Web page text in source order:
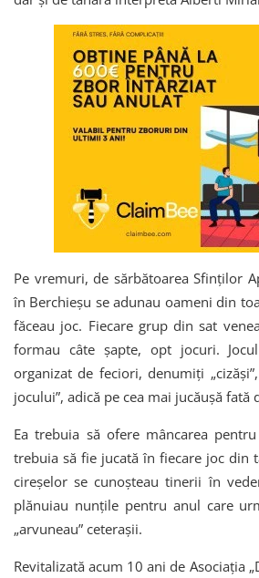
Pe vremuri, de sărbătoarea Sfinților
în Berchieșu se adunau oameni din
făceau joc. Fiecare grup din sat
formau câte șapte, opt jocuri.
organizat de feciori, denumiți
jocului”, adică pe cea mai jucăușă fată
Ea trebuia să ofere mâncarea
trebuia să fie jucată în fiecare joc din
cireșelor se cunoșteau tinerii în
plănuiau nunțile pentru anul care
„arvuneau” ceterașii.
Revitalizată acum 10 ani de Asociația